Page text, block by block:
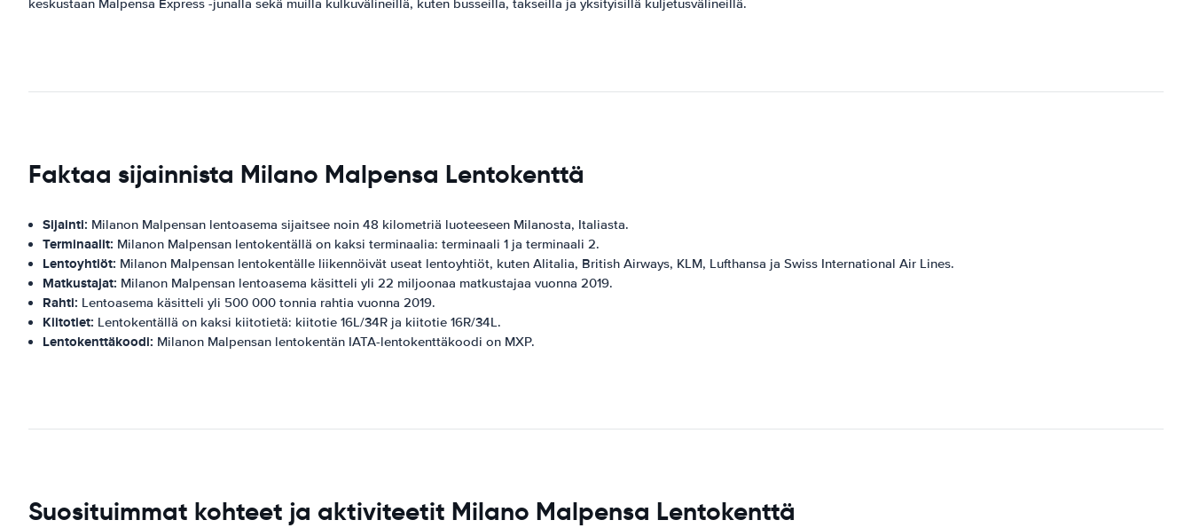
keskustaan ​​Malpensa Express -junalla sekä muilla kulkuvälineillä, kuten busseilla, takseilla ja yksityisillä kuljetusvälineillä.
Faktaa sijainnista Milano Malpensa Lentokenttä
Sijainti: Milanon Malpensan lentoasema sijaitsee noin 48 kilometriä luoteeseen Milanosta, Italiasta.
Terminaalit: Milanon Malpensan lentokentällä on kaksi terminaalia: terminaali 1 ja terminaali 2.
Lentoyhtiöt: Milanon Malpensan lentokentälle liikennöivät useat lentoyhtiöt, kuten Alitalia, British Airways, KLM, Lufthansa ja Swiss International Air Lines.
Matkustajat: Milanon Malpensan lentoasema käsitteli yli 22 miljoonaa matkustajaa vuonna 2019.
Rahti: Lentoasema käsitteli yli 500 000 tonnia rahtia vuonna 2019.
Kiitotiet: Lentokentällä on kaksi kiitotietä: kiitotie 16L/34R ja kiitotie 16R/34L.
Lentokenttäkoodi: Milanon Malpensan lentokentän IATA-lentokenttäkoodi on MXP.
Suosituimmat kohteet ja aktiviteetit Milano Malpensa Lentokenttä